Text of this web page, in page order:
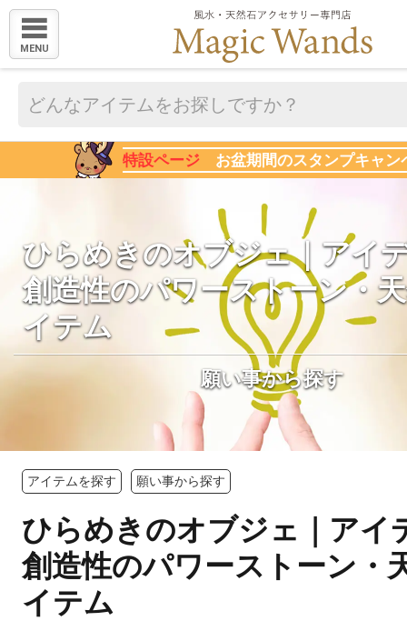
MENU
特設ページ お盆期間のスタンプキャン
ひらめきのオブジェ｜アイ
創造性のパワーストーン・
イテム
願い事から探す
アイテムを探す 願い事から探す
ひらめきのオブジェ｜アイ
創造性のパワーストーン・
イテム